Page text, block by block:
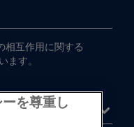
相互作用に​関する​
ます。
を尊重し